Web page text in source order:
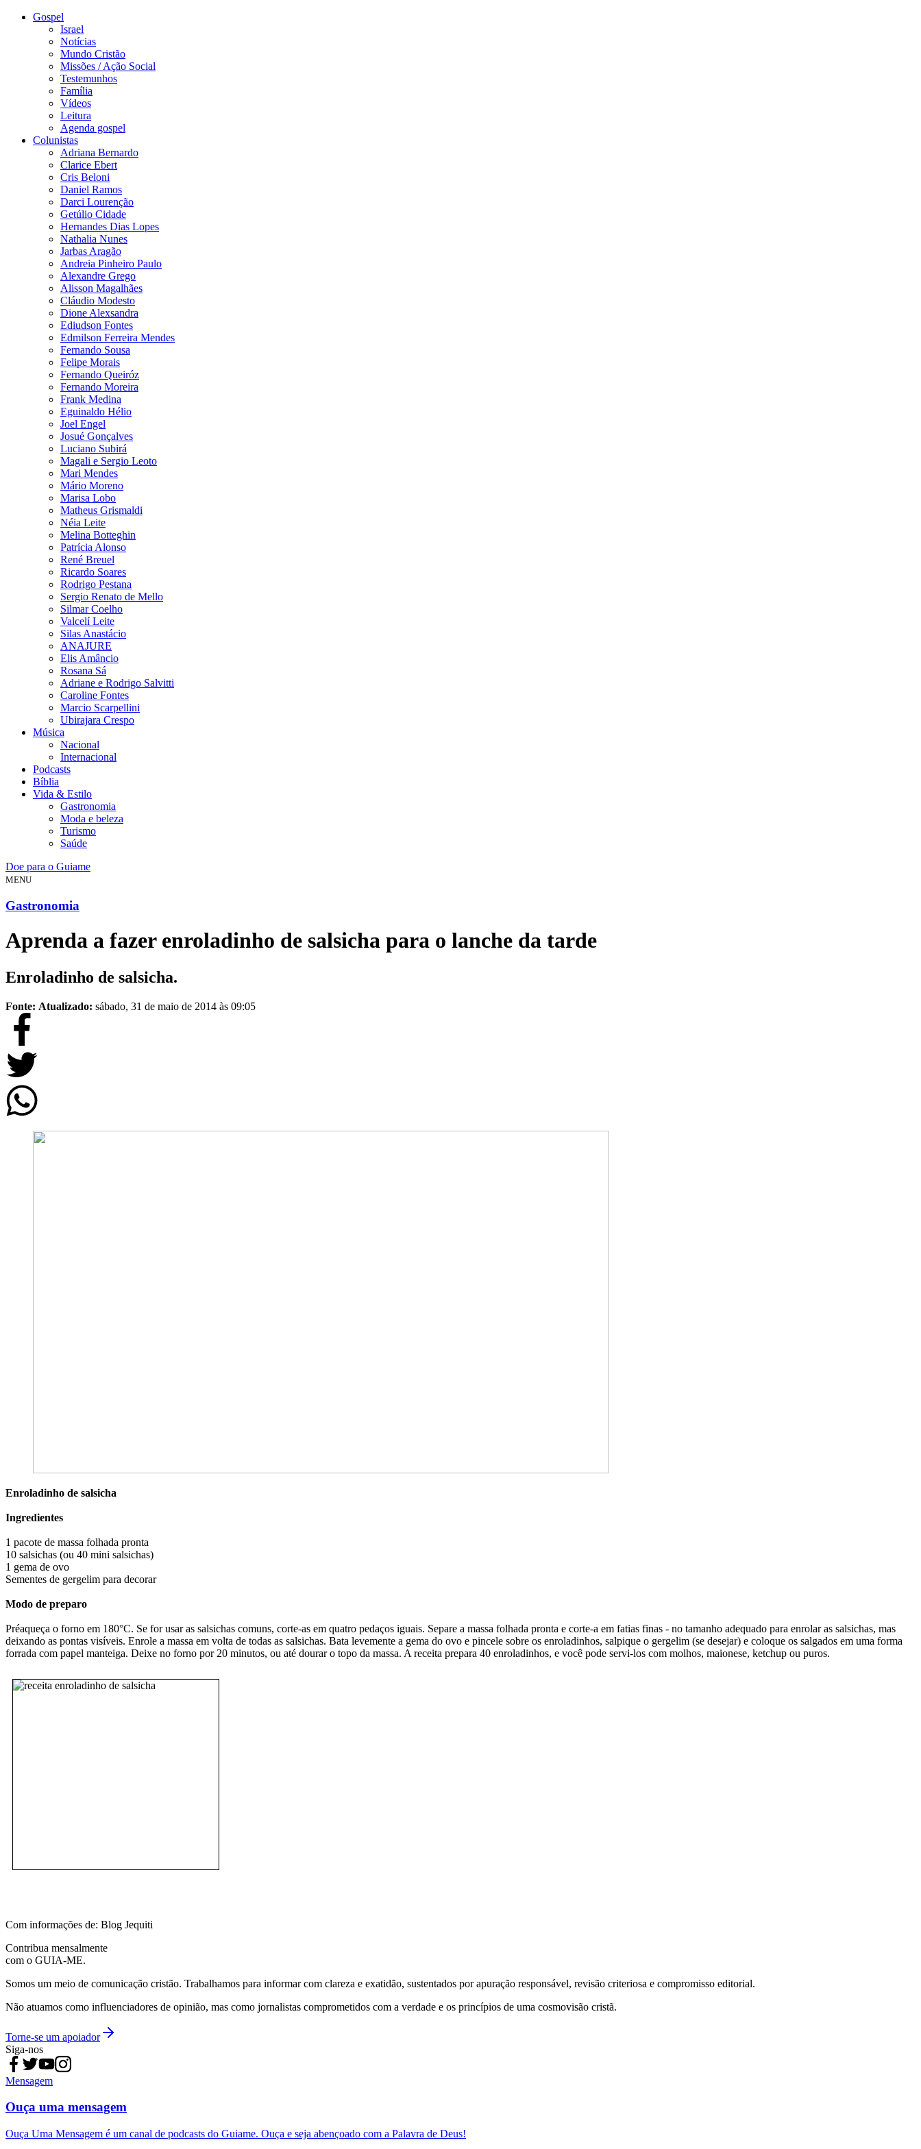
Gospel
Israel
Notícias
Mundo Cristão
Missões / Ação Social
Testemunhos
Família
Vídeos
Leitura
Agenda gospel
Colunistas
Adriana Bernardo
Clarice Ebert
Cris Beloni
Daniel Ramos
Darci Lourenção
Getúlio Cidade
Hernandes Dias Lopes
Nathalia Nunes
Jarbas Aragão
Andreia Pinheiro Paulo
Alexandre Grego
Alisson Magalhães
Cláudio Modesto
Dione Alexsandra
Ediudson Fontes
Edmilson Ferreira Mendes
Fernando Sousa
Felipe Morais
Fernando Queiróz
Fernando Moreira
Frank Medina
Eguinaldo Hélio
Joel Engel
Josué Gonçalves
Luciano Subirá
Magali e Sergio Leoto
Mari Mendes
Mário Moreno
Marisa Lobo
Matheus Grismaldi
Néia Leite
Melina Botteghin
Patrícia Alonso
René Breuel
Ricardo Soares
Rodrigo Pestana
Sergio Renato de Mello
Silmar Coelho
Valcelí Leite
Silas Anastácio
ANAJURE
Elis Amâncio
Rosana Sá
Adriane e Rodrigo Salvitti
Caroline Fontes
Marcio Scarpellini
Ubirajara Crespo
Música
Nacional
Internacional
Podcasts
Bíblia
Vida & Estilo
Gastronomia
Moda e beleza
Turismo
Saúde
Doe para o Guiame
MENU
Gastronomia
Aprenda a fazer enroladinho de salsicha para o lanche da tarde
Enroladinho de salsicha.
Fonte: Atualizado: sábado, 31 de maio de 2014 às 09:05
Enroladinho de salsicha
Ingredientes
1 pacote de massa folhada pronta
10 salsichas (ou 40 mini salsichas)
1 gema de ovo
Sementes de gergelim para decorar
Modo de preparo
Préaqueça o forno em 180°C. Se for usar as salsichas comuns, corte-as em quatro pedaços iguais. Separe a massa folhada pronta e corte-a em fatias finas - no tamanho adequado para enrolar as salsichas, mas
deixando as pontas visíveis. Enrole a massa em volta de todas as salsichas. Bata levemente a gema do ovo e pincele sobre os enroladinhos, salpique o gergelim (se desejar) e coloque os salgados em uma forma
forrada com papel manteiga. Deixe no forno por 20 minutos, ou até dourar o topo da massa. A receita prepara 40 enroladinhos, e você pode servi-los com molhos, maionese, ketchup ou puros.
Com informações de: Blog Jequiti
Contribua mensalmente
com o GUIA-ME.
Somos um meio de comunicação cristão. Trabalhamos para informar com clareza e exatidão, sustentados por apuração responsável, revisão criteriosa e compromisso editorial.
Não atuamos como influenciadores de opinião, mas como jornalistas comprometidos com a verdade e os princípios de uma cosmovisão cristã.
Torne-se um apoiador
Siga-nos
Mensagem
Ouça uma mensagem
Ouça Uma Mensagem é um canal de podcasts do Guiame. Ouça e seja abençoado com a Palavra de Deus!